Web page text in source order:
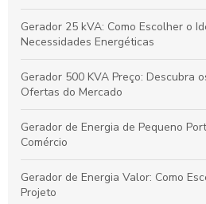
Gerador 25 kVA: Como Escolher o
Necessidades Energéticas
Gerador 500 KVA Preço: Descubra
Ofertas do Mercado
Gerador de Energia de Pequeno
Comércio
Gerador de Energia Valor: Como
Projeto